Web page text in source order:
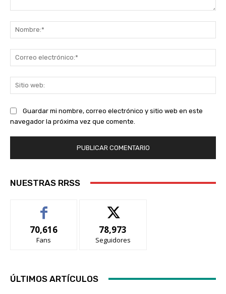
Guardar mi nombre, correo electrónico y sitio web en este
navegador la próxima vez que comente.
NUESTRAS RRSS
70,616
Fans
78,973
Seguidores
ÚLTIMOS ARTÍCULOS